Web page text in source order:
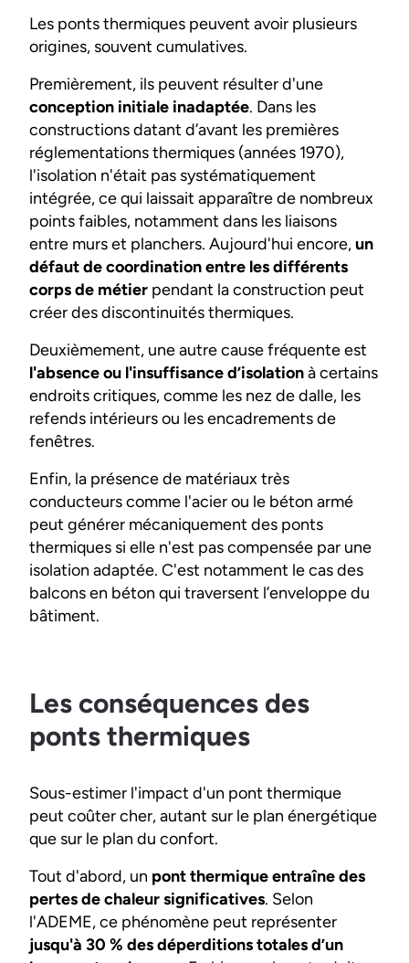
Les ponts thermiques peuvent avoir plusieurs
origines, souvent cumulatives.
Premièrement, ils peuvent résulter d'une
conception initiale inadaptée. Dans les
constructions datant d’avant les premières
réglementations thermiques (années 1970),
l'isolation n'était pas systématiquement
intégrée, ce qui laissait apparaître de nombreux
points faibles, notamment dans les liaisons
entre murs et planchers. Aujourd'hui encore,un
défaut de coordination entre les différents
corps de métier pendant la construction peut
créer des discontinuités thermiques.
Deuxièmement, une autre cause fréquente est
l'absence ou l'insuffisance d’isolationà certains
endroits critiques, comme les nez de dalle, les
refends intérieurs ou les encadrements de
fenêtres.
Enfin, la présence de matériaux très
conducteurs comme l'acier ou le béton armé
peut générer mécaniquement des ponts
thermiques si elle n'est pas compensée par une
isolation adaptée. C'est notamment le cas des
balcons en béton qui traversent l’enveloppe du
bâtiment.
Les conséquences des
ponts thermiques
Sous-estimer l'impact d'un pont thermique
peut coûter cher, autant sur le plan énergétique
que sur le plan du confort.
Tout d'abord, un pont thermique entraîne des
pertes de chaleur significatives. Selon
l'ADEME, ce phénomène peut représenter
jusqu'à 30 % des déperditions totales d’un